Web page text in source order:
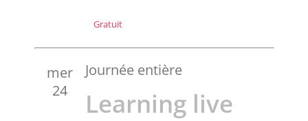
Gratuit
mer
24
Journée entière
Learning live